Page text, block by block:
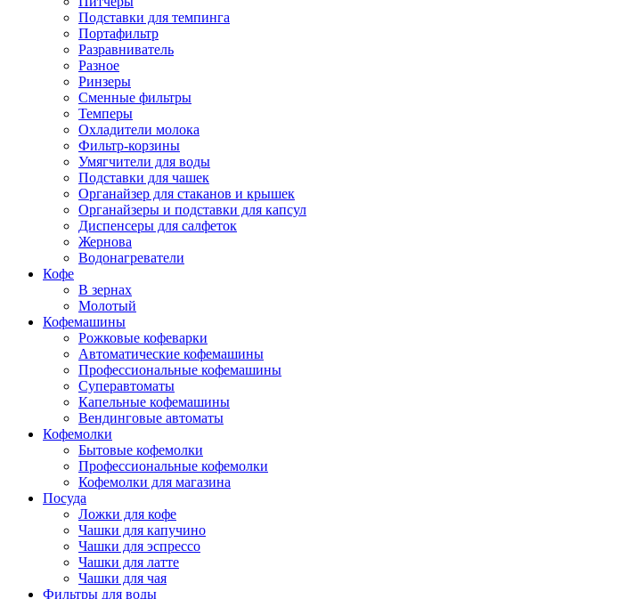
Подставки для темпинга
Портафильтр
Разравниватель
Разное
Ринзеры
Сменные фильтры
Темперы
Охладители молока
Фильтр-корзины
Умягчители для воды
Подставки для чашек
Органайзер для стаканов и крышек
Органайзеры и подставки для капсул
Диспенсеры для салфеток
Жернова
Водонагреватели
Кофе
В зернах
Молотый
Кофемашины
Рожковые кофеварки
Автоматические кофемашины
Профессиональные кофемашины
Суперавтоматы
Капельные кофемашины
Вендинговые автоматы
Кофемолки
Бытовые кофемолки
Профессиональные кофемолки
Кофемолки для магазина
Посуда
Ложки для кофе
Чашки для капучино
Чашки для эспрессо
Чашки для латте
Чашки для чая
Фильтры для воды